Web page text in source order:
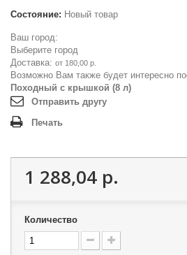
Состояние: Новый товар
Ваш город:
Выберите город
Доставка: от 180,00 р.
Возможно Вам также будет интересно
Походный с крышкой (8 л)
Отправить другу
Печать
1 288,04 р.
Количество